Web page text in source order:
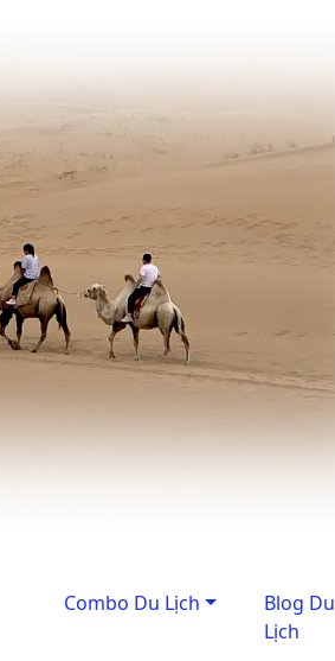
Combo Du Lịch
Blog Du
Lịch